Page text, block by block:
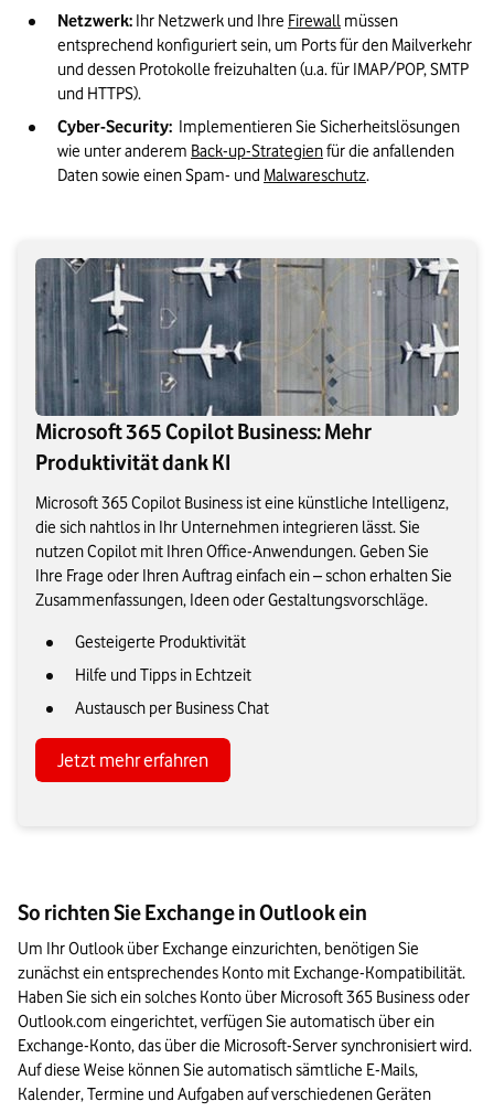
Netzwerk: Ihr Netzwerk und Ihre Firewall müssen
entsprechend konfiguriert sein, um Ports für den Mailverkehr
und dessen Protokolle freizuhalten (u.a. für IMAP/POP, SMTP
und HTTPS).
Cyber-Security:
  Implementieren Sie Sicherheitslösungen
wie unter anderem Back-up-Strategien für die anfallenden
Daten sowie einen Spam- und Malwareschutz.
Microsoft 365 Copilot Business: Mehr
Produktivität dank KI
Microsoft 365 Copilot Business ist eine künstliche Intelligenz,
die sich nahtlos in Ihr Unternehmen integrieren lässt. Sie
nutzen Copilot mit Ihren Office-Anwendungen. Geben Sie
Ihre Frage oder Ihren Auftrag einfach ein – schon erhalten Sie
Zusammenfassungen, Ideen oder Gestaltungsvorschläge.
Gesteigerte Produktivität
Hilfe und Tipps in Echtzeit
Austausch per Business Chat
Jetzt mehr erfahren
So richten Sie Exchange in Outlook ein
Um Ihr Outlook über Exchange einzurichten, benötigen Sie
zunächst ein entsprechendes Konto mit Exchange-Kompatibilität.
Haben Sie sich ein solches Konto über Microsoft 365 Business oder
Outlook.com eingerichtet, verfügen Sie automatisch über ein
Exchange-Konto, das über die Microsoft-Server synchronisiert wird.
Auf diese Weise können Sie automatisch sämtliche E-Mails,
Kalender, Termine und Aufgaben auf verschiedenen Geräten